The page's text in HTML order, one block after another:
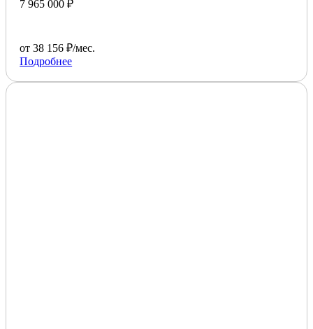
7 965 000 ₽
от 38 156 ₽/мес.
Подробнее